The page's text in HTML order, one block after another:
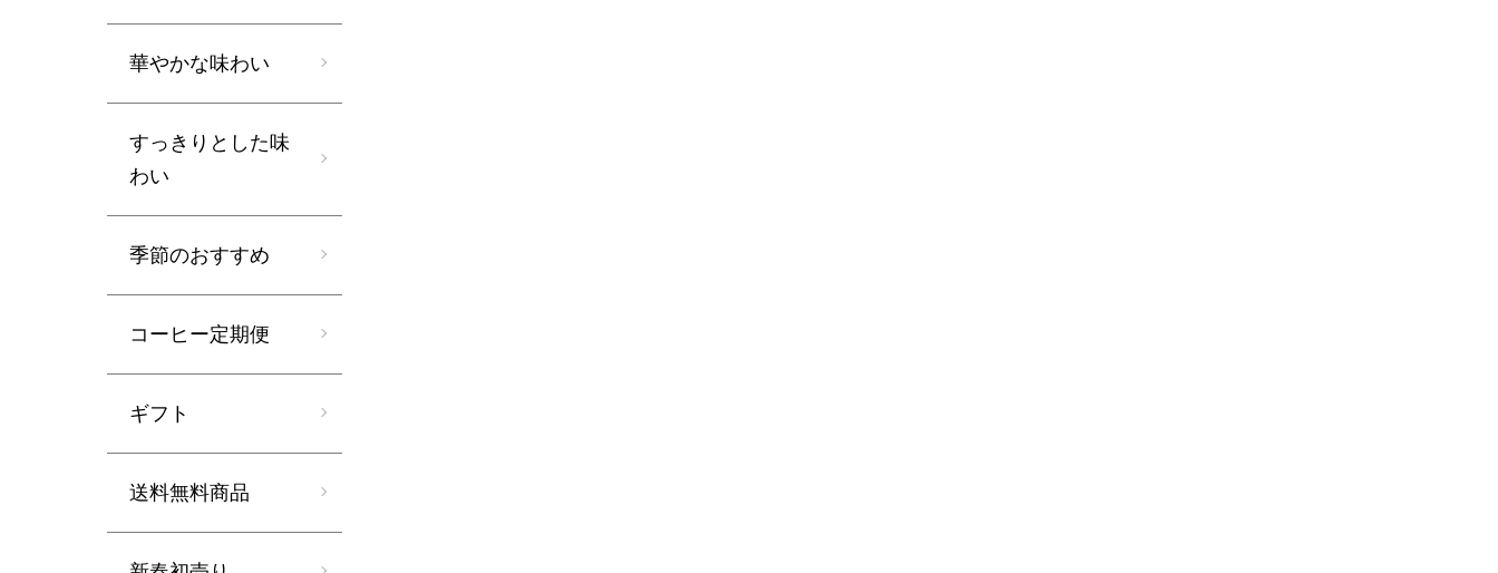
華やかな味わい
すっきりとした味
わい
季節のおすすめ
コーヒー定期便
ギフト
送料無料商品